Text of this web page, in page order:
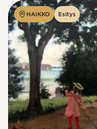
HAIKKO Esitys